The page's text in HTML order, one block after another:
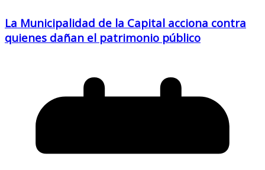
La Municipalidad de la Capital acciona contra
quienes dañan el patrimonio público